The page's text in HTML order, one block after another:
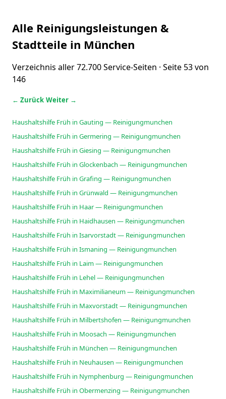
Alle Reinigungsleistungen &
Stadtteile in München
Verzeichnis aller 72.700 Service-Seiten · Seite 53 von
146
← Zurück Weiter →
Haushaltshilfe Früh in Gauting — Reinigungmunchen
Haushaltshilfe Früh in Germering — Reinigungmunchen
Haushaltshilfe Früh in Giesing — Reinigungmunchen
Haushaltshilfe Früh in Glockenbach — Reinigungmunchen
Haushaltshilfe Früh in Grafing — Reinigungmunchen
Haushaltshilfe Früh in Grünwald — Reinigungmunchen
Haushaltshilfe Früh in Haar — Reinigungmunchen
Haushaltshilfe Früh in Haidhausen — Reinigungmunchen
Haushaltshilfe Früh in Isarvorstadt — Reinigungmunchen
Haushaltshilfe Früh in Ismaning — Reinigungmunchen
Haushaltshilfe Früh in Laim — Reinigungmunchen
Haushaltshilfe Früh in Lehel — Reinigungmunchen
Haushaltshilfe Früh in Maximilianeum — Reinigungmunchen
Haushaltshilfe Früh in Maxvorstadt — Reinigungmunchen
Haushaltshilfe Früh in Milbertshofen — Reinigungmunchen
Haushaltshilfe Früh in Moosach — Reinigungmunchen
Haushaltshilfe Früh in München — Reinigungmunchen
Haushaltshilfe Früh in Neuhausen — Reinigungmunchen
Haushaltshilfe Früh in Nymphenburg — Reinigungmunchen
Haushaltshilfe Früh in Obermenzing — Reinigungmunchen